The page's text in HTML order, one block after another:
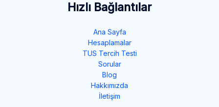
Hızlı Bağlantılar
Ana Sayfa
Hesaplamalar
TUS Tercih Testi
Sorular
Blog
Hakkımızda
İletişim